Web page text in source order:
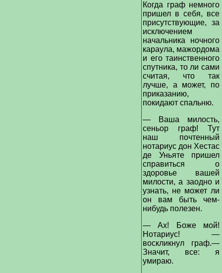
Когда граф немного
пришел в себя, все
присутствующие, за
исключением
начальника ночного
караула, мажордома
и его таинственного
спутника, то ли сами
считая, что так
лучше, а может, по
приказанию,
покидают спальню.
— Ваша милость,
сеньор граф! Тут
наш почтенный
нотариус дон Хестас
де Уньяте пришел
справиться о
здоровье вашей
милости, а заодно и
узнать, не может ли
он вам быть чем-
нибудь полезен.
— Ах! Боже мой!
Нотариус! —
воскликнул граф.—
Значит, все: я
умираю.